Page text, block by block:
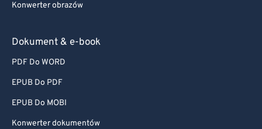
Konwerter obrazów
Dokument & e-book
PDF Do WORD
EPUB Do PDF
EPUB Do MOBI
Konwerter dokumentów